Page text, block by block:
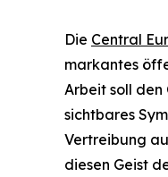
Die Central
markantes
Arbeit soll
sichtbares
Vertreibung
diesen Geist